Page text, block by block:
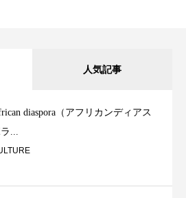
人気記事
diaspora（アフリカンディアス
...